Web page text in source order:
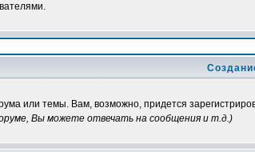
или темы. Вам, возможно, придется
Вы можете отвечать на сообщения и т.д.)